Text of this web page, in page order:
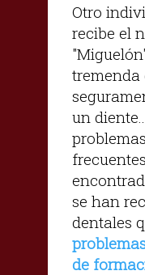
Otro
recibe el
tremenda
un
se han
dentales
de